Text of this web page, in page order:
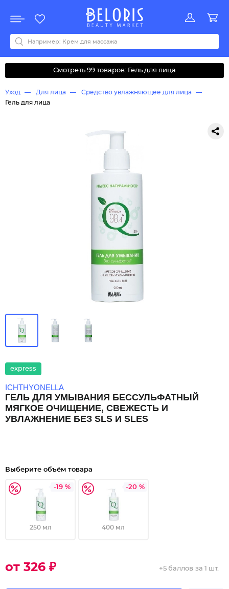
Акции
Все бренды
0-9ABCDEFGHIJKLMNOPQRSTUVWYZАБВДЗИМОКЛНПРСТУФ
Смотреть 99 товаров: Гель для лица
Уход Для лица
Средство увлажняющее для лица
Гель для лица
express
ICHTHYONELLA
ГЕЛЬ ДЛЯ УМЫВАНИЯ БЕССУЛЬФАТНЫЙ
МЯГКОЕ ОЧИЩЕНИЕ, СВЕЖЕСТЬ И
УВЛАЖНЕНИЕ БЕЗ SLS И SLES
Выберите объём товара
-19 %
250 мл
-20 %
400 мл
от 326 ₽ +5 баллов за 1 шт.